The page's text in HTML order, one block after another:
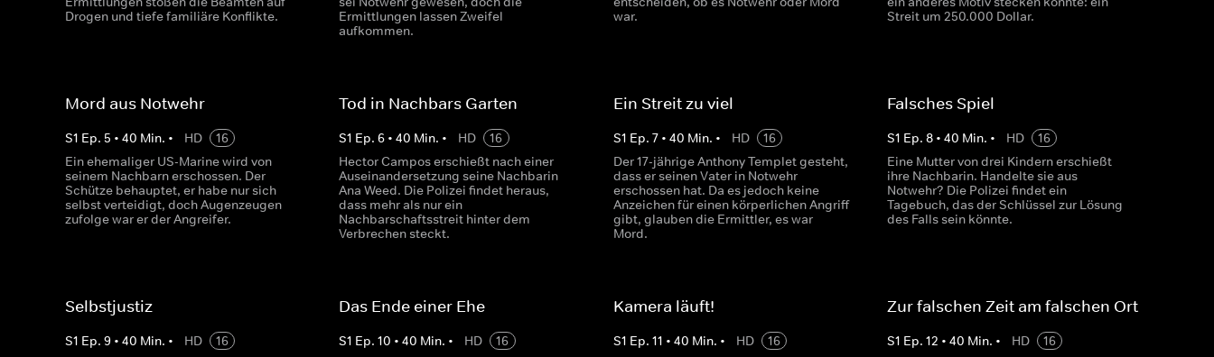
Drogen und tiefe familiäre Konflikte.
Ermittlungen lassen Zweifel
aufkommen.
war.
Streit um 250.000 Dollar.
Mord aus Notwehr
S1 Ep. 5 • 40 Min. • HD
16
Ein ehemaliger US-Marine wird von
seinem Nachbarn erschossen. Der
Schütze behauptet, er habe nur sich
selbst verteidigt, doch Augenzeugen
zufolge war er der Angreifer.
Tod in Nachbars Garten
S1 Ep.6 •40 Min. • HD
16
Hector Campos erschießt nach einer
Auseinandersetzung seine Nachbarin
Ana Weed. Die Polizei findet heraus,
dass mehr als nur ein
Nachbarschaftsstreit hinter dem
Verbrechen steckt.
Ein Streit zu viel
S1 Ep. 7• 40 Min. • HD
16
Der 17-jährige Anthony Templet gesteht,
dass er seinen Vater in Notwehr
erschossen hat. Da es jedoch keine
Anzeichen für einen körperlichen Angriff
gibt, glauben die Ermittler, es war
Mord.
Falsches Spiel
S1 Ep. 8• 40 Min. • HD
16
Eine Mutter von drei Kindern erschießt
ihre Nachbarin. Handelte sie aus
Notwehr? Die Polizei findet ein
Tagebuch, das der Schlüssel zur Lösung
des Falls sein könnte.
Selbstjustiz
S1 Ep. 9 • 40 Min. • HD
16
Das Ende einer Ehe
S1 Ep.10 •40 Min. • HD
16
Kamera läuft!
S1 Ep. 11 • 40 Min. • HD
16
Zur falschen Zeit am falschen Ort
S1 Ep. 12 • 40 Min. • HD
16